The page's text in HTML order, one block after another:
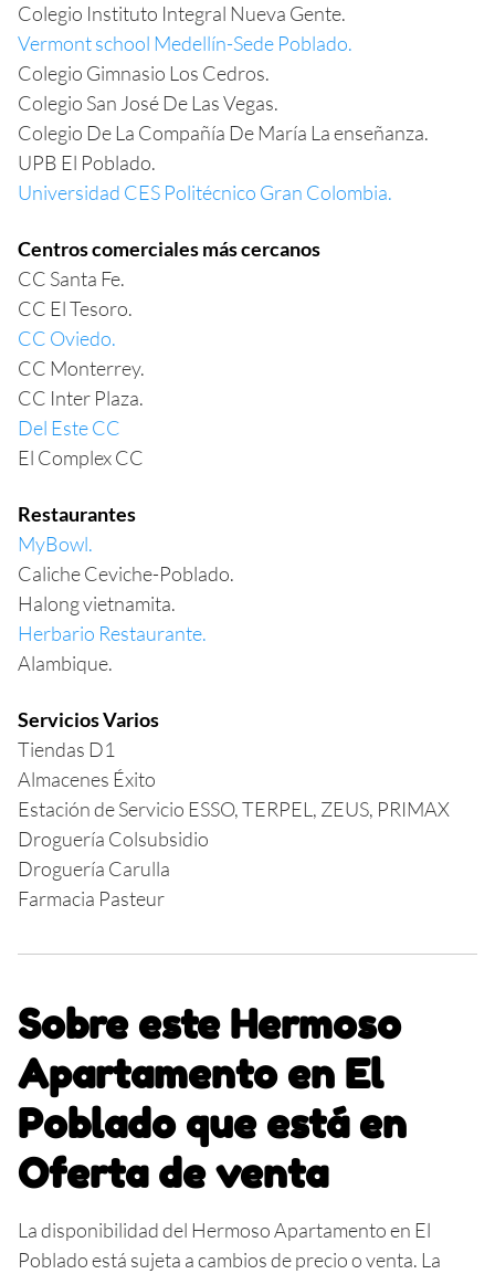
Colegio Instituto Integral Nueva Gente.
Vermont school Medellín-Sede Poblado.
Colegio Gimnasio Los Cedros.
Colegio San José De Las Vegas.
Colegio De La Compañía De María La enseñanza.
UPB El Poblado.
Universidad CES Politécnico Gran Colombia.
Centros comerciales más cercanos
CC Santa Fe.
CC El Tesoro.
CC Oviedo.
CC Monterrey.
CC Inter Plaza.
Del Este CC
El Complex CC
Restaurantes
MyBowl.
Caliche Ceviche-Poblado.
Halong vietnamita.
Herbario Restaurante.
Alambique.
Servicios Varios
Tiendas D1
Almacenes Éxito
Estación de Servicio ESSO, TERPEL, ZEUS, PRIMAX
Droguería Colsubsidio
Droguería Carulla
Farmacia Pasteur
Sobre este Hermoso
Apartamento en El
Poblado que está en
Oferta de venta
La disponibilidad del Hermoso Apartamento en El
Poblado está sujeta a cambios de precio o venta. La